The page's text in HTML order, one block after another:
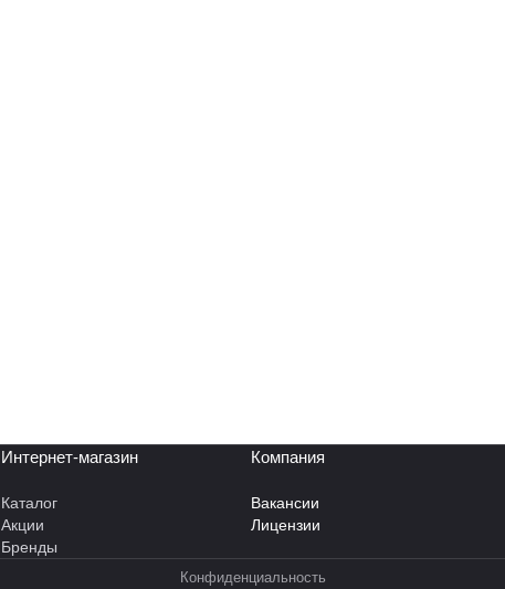
Интернет-магазин
Каталог
Акции
Бренды
Компания
Вакансии
Лицензии
Конфиденциальность